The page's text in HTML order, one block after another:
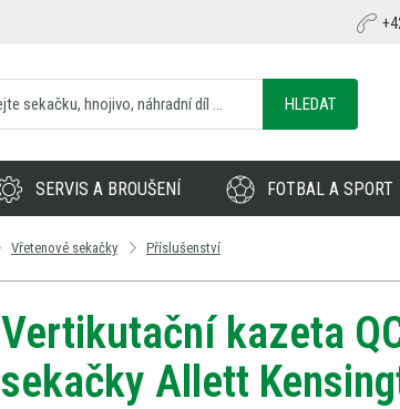
HLEDAT
SERVIS A BROUŠENÍ FOTBAL A SPORT
Vřetenové sekačky Příslušenství
Vertikutační kazeta
sekačky Allett